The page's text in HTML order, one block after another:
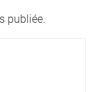
publiée.